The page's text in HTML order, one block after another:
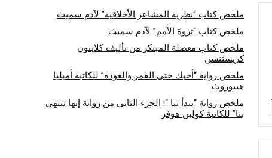
ملخص كتاب “نظرية المشاعر الأخلاقية” لآدم سميث
ملخص كتاب “ثروة الأمم” لآدم سميث
ملخص كتاب معضلة المبتكر من تأليف كلايتون
كريستنسن
ملخص رواية “أحبك حتى القمر والعودة” للكاتبة أميليا
هيبوروث
ملخص رواية “يبدأ بنا “: الجزء الثاني من رواية إنها تنتهي
بنا” للكاتبة كولين هوفر